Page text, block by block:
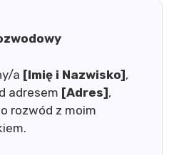
a [Imię i Nazwisko],
adresem [Adres],
rozwód z moim